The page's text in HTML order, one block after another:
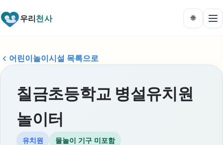
우리천사 🌐
어린이놀이시설 목록으로
칠금초등학교 병설유치원
놀이터
유치원 물놀이 기구 미포함